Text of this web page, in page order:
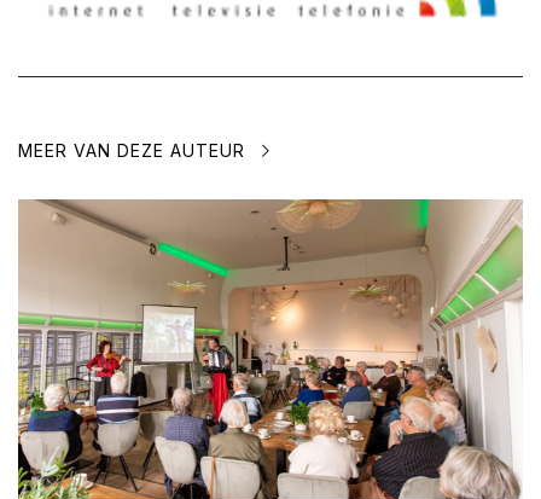
MEER VAN DEZE AUTEUR